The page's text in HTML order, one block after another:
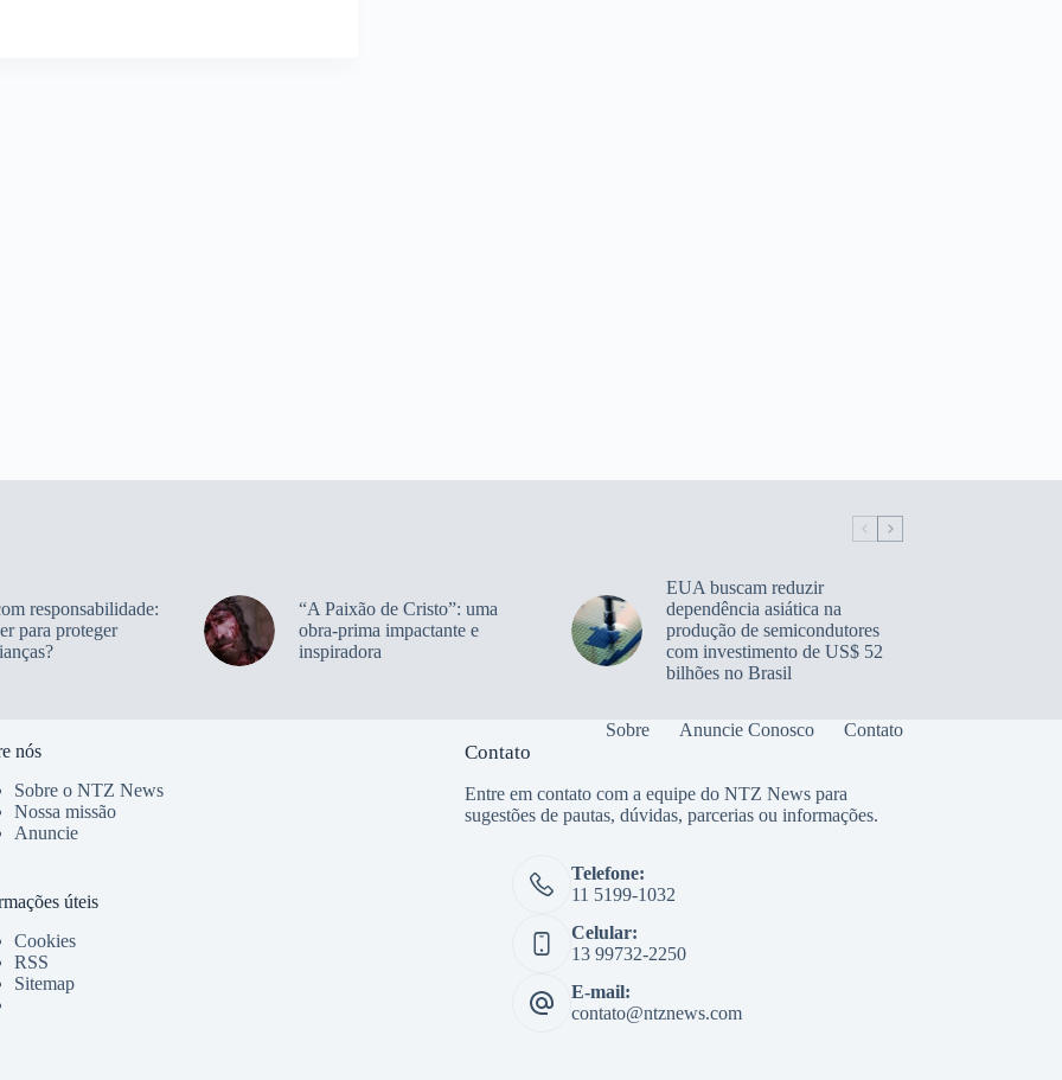
responsabilidade:
para proteger
“A Paixão de Cristo”: uma
obra-prima impactante e
inspiradora
EUA buscam reduzir
dependência asiática na
produção de semicondutores
com investimento de US$ 52
bilhões no Brasil
Sobre Anuncie Conosco Contato
nós
Sobre o NTZ News
Nossa missão
Anuncie
úteis
Cookies
RSS
Sitemap
Contato
Entre em contato com a equipe do NTZ News para
sugestões de pautas, dúvidas, parcerias ou informações.
Telefone:
11 5199-1032
Celular:
13 99732-2250
E-mail:
contato@ntznews.com